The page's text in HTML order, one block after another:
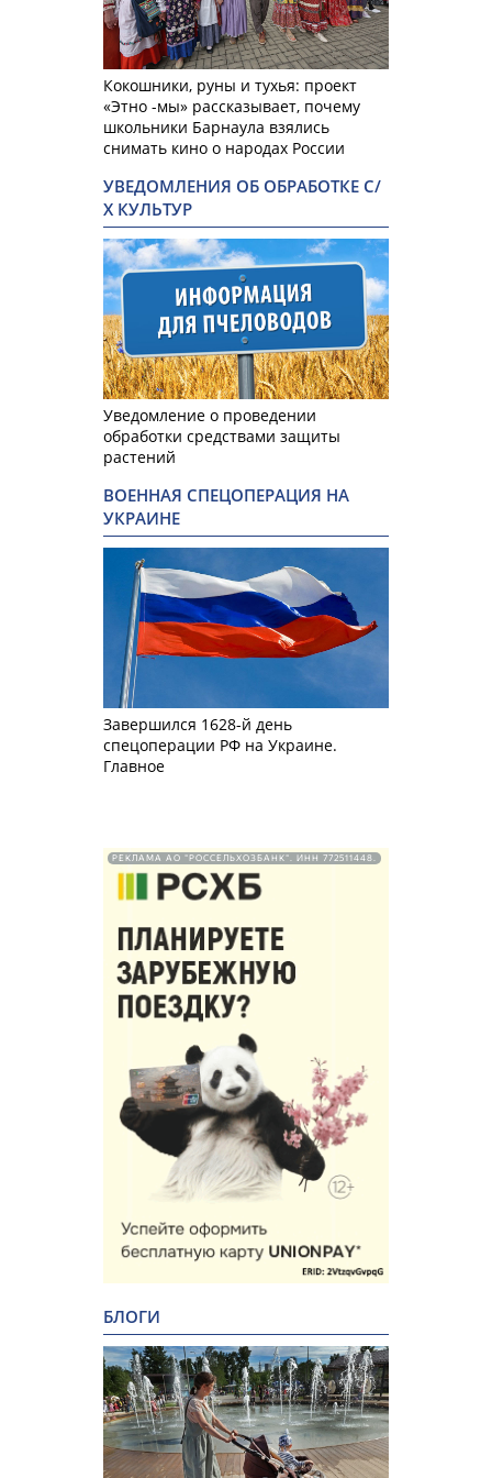
Кокошники, руны и тухья: проект
«Этно -мы» рассказывает, почему
школьники Барнаула взялись
снимать кино о народах России
УВЕДОМЛЕНИЯ ОБ ОБРАБОТКЕ С/
Х КУЛЬТУР
Уведомление о проведении
обработки средствами защиты
растений
ВОЕННАЯ СПЕЦОПЕРАЦИЯ НА
УКРАИНЕ
Завершился 1628-й день
спецоперации РФ на Украине.
Главное
РЕКЛАМА АО "РОССЕЛЬХОЗБАНК". ИНН 772511448.
БЛОГИ